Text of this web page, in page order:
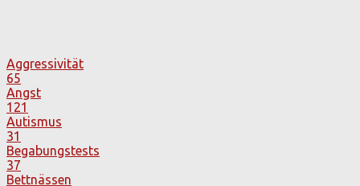
Aggressivität
65
Angst
121
Autismus
31
Begabungstests
37
Bettnässen